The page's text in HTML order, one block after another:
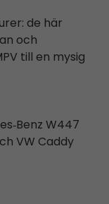
de här
och
till en mysig
W447
VW Caddy